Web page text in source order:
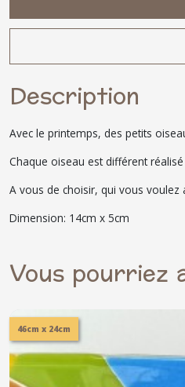
Description
Avec le printemps, des petits
Chaque oiseau est différent
A vous de choisir, qui vous voulez
Dimension: 14cm x 5cm
Vous pourriez
46cm x 24cm